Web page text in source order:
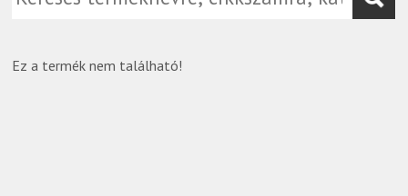
Ez a termék nem található!